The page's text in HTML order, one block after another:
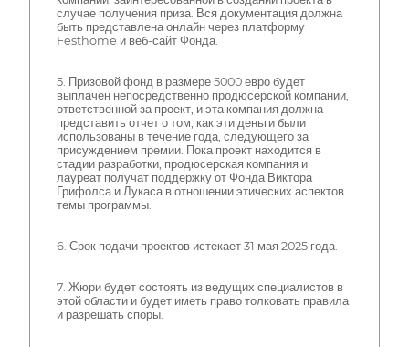
случае получения приза. Вся документация должна
быть представлена онлайн через платформу
Festhome и веб-сайт Фонда.
5. Призовой фонд в размере 5000 евро будет
выплачен непосредственно продюсерской компании,
ответственной за проект, и эта компания должна
представить отчет о том, как эти деньги были
использованы в течение года, следующего за
присуждением премии. Пока проект находится в
стадии разработки, продюсерская компания и
лауреат получат поддержку от Фонда Виктора
Грифолса и Лукаса в отношении этических аспектов
темы программы.
6. Срок подачи проектов истекает 31 мая 2025 года.
7. Жюри будет состоять из ведущих специалистов в
этой области и будет иметь право толковать правила
и разрешать споры.